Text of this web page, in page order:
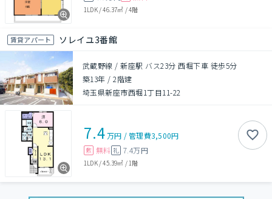
1LDK/46.37㎡ /4階
賃貸アパート ソレイユ3番館
武蔵野線 / 新座駅 バス23分 西堀下車 徒歩5分
築13年 /2階建
埼玉県新座市西堀1丁目11-22
7.4万円 /管理費3,500円
敷 無料 礼 7.4万円
1LDK/45.39㎡ / 1階